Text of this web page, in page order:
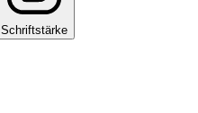
Schriftstärke